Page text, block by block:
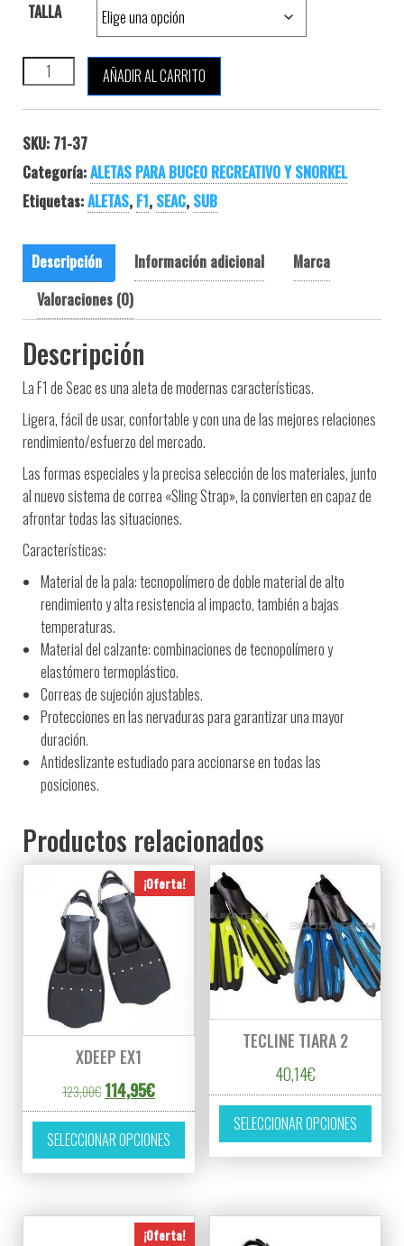
TALLA
SEAC SUB F1 cantidadAÑADIR AL CARRITO
SKU: 71-37
Categoría:ALETAS PARA BUCEO RECREATIVO Y SNORKEL
Etiquetas:ALETAS, F1, SEAC, SUB
Descripción Información adicional
Marca
Valoraciones (0)
Descripción
La F1 de Seac es una aleta de modernas características.
Ligera, fácil de usar, confortable y con una de las mejores relaciones
rendimiento/esfuerzo del mercado.
Las formas especiales y la precisa selección de los materiales, junto
al nuevo sistema de correa «Sling Strap», la convierten en capaz de
afrontar todas las situaciones.
Características:
Material de la pala: tecnopolímero de doble material de alto
rendimiento y alta resistencia al impacto, también a bajas
temperaturas.
Material del calzante: combinaciones de tecnopolímero y
elastómero termoplástico.
Correas de sujeción ajustables.
Protecciones en las nervaduras para garantizar una mayor
duración.
Antideslizante estudiado para accionarse en todas las
posiciones.
Productos relacionados
¡Oferta!
XDEEP EX1
123,00€ El precio original era: 123,00€.
114,95€El precio actual es: 114,95€.
SELECCIONAR OPCIONES
Este producto tiene múltiples variantes.
TECLINE TIARA 2
40,14€
SELECCIONAR OPCIONES
Este
¡Oferta!